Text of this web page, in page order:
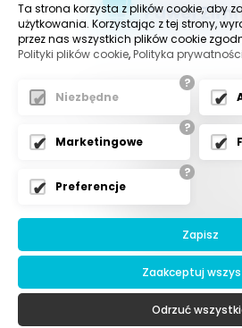
Napisz do nas
klinika@implanty-
Stomatologia
Paweł Zimny
ul. Olszówka
43-300 Bielsko-
Kontakt
+48 731 789
Ta strona korzysta z plików cookie, aby
użytkowania. Korzystając z tej strony,
przez nas wszystkich plików cookie
Polityki plików cookie,Polityka prywatności
?
Niezbędne
?
Marketingowe
?
Preferencje
Zapisz
Zaakceptuj
Odrzuć